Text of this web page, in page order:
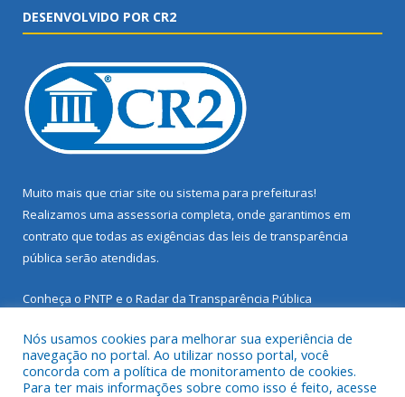
DESENVOLVIDO POR CR2
Muito mais que criar site ou sistema para prefeituras!
Realizamos uma assessoria completa, onde garantimos em
contrato que todas as exigências das leis de transparência
pública serão atendidas.
Conheça o PNTP e o Radar da Transparência Pública
Todos os direitos reservados a Prefeitura Municipal de Santarém
Nós usamos cookies para melhorar sua experiência de
navegação no portal. Ao utilizar nosso portal, você
concorda com a política de monitoramento de cookies.
Para ter mais informações sobre como isso é feito, acesse